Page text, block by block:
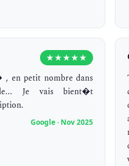
★★★★★
, en petit nombre dans
Je vais bient�t
Google · Nov 2025